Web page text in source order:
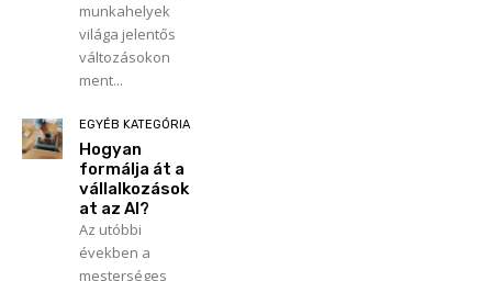
munkahelyek
világa jelentős
változásokon
ment...
EGYÉB KATEGÓRIA
Hogyan
formálja át a
vállalkozások
at az AI?
Az utóbbi
években a
mesterséges